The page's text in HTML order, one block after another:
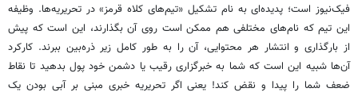
فیک‌نیوز است؛ پدیده‌ای به نام تشکیل «تیم‌های کلاه قرمز» در تحریریه‌ها. وظیفه
این تیم که نام‌های مختلفی هم ممکن است روی آن بگذارند، این است که پیش
از بارگذاری و انتشار هر محتوایی، آن را به طور کامل زیر ذره‌بین ببرند. کارکرد
آن‌ها شبیه این است که شما به خبرگزاری رقیب یا دشمن خود پول بدهید تا نقاط
ضعف شما را پیدا و نقض کند! یعنی اگر تحریریه خبری مبنی بر آبی بودن یک